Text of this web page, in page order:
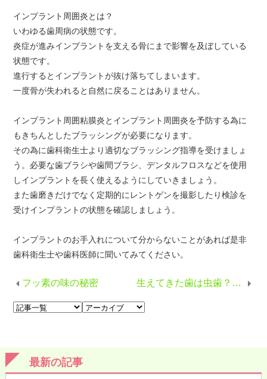
インプラント周囲炎とは？
いわゆる歯周病の状態です。
炎症が進みインプラントを支える骨にまで影響を及ぼしている
状態です。
進行するとインプラントが抜け落ちてしまいます。
一度骨が失われると自然に戻ることはありません。
インプラント周囲粘膜炎とインプラント周囲炎を予防する為に
もきちんとしたブラッシングが必要になります。
その為に歯科衛生士より適切なブラッシング指導を受けましょ
う。必要な歯ブラシや歯間ブラシ、デンタルフロスなどを使用
しインプラントを長く使えるようにしていきましょう。
また歯磨きだけでなく定期的にレントゲンを撮影したり検診を
受けインプラントの状態を確認しましょう。
インプラントのお手入れについて分からないことがあれば是非
歯科衛生士や歯科医師に聞いてみてください。
フッ素の味の秘密 生えてきた歯は虫歯？！エナメル質形成不全とは？
最新の記事